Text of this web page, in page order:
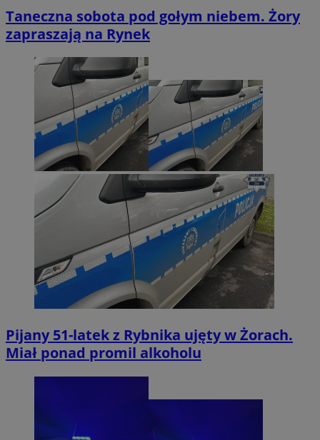
Taneczna sobota pod gołym niebem. Żory
zapraszają na Rynek
Pijany 51-latek z Rybnika ujęty w Żorach.
Miał ponad promil alkoholu